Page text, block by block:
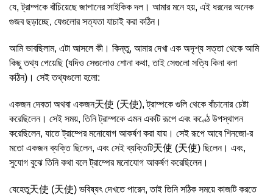
যে, ট্রাম্পকে বাঁচিয়েছে জাপানের সাইকিক দল। আমার মনে হয়, এই ধরনের অনেক
গুজব ছড়াচ্ছে, যেগুলোর সত্যতা যাচাই করা কঠিন।
আমি ভাবছিলাম, এটা আসলে কী। কিন্তু, আমার দেখা এক অদৃশ্য সত্তা থেকে আমি
কিছু তথ্য পেয়েছি (যদিও সেগুলোও শোনা কথা, তাই সেগুলো সত্যি কিনা বলা
কঠিন)। সেই তথ্যগুলো হলো:
একজন দেবতা অথবা একজন天使 (天使), ট্রাম্পকে গুলি থেকে বাঁচানোর চেষ্টা
করেছিলেন। সেই সময়, তিনি ট্রাম্পকে এমন একটি রূপে এবং কণ্ঠে উপস্থাপন
করেছিলেন, যাতে ট্রাম্পের মনোযোগ আকর্ষণ করা যায়। সেই রূপে আবে শিনজো-র
মতো একজন ব্যক্তি ছিলেন, এবং সেই ব্যক্তিটি天使 (天使) ছিলেন। এবং,
সুযোগ বুঝে তিনি কথা বলে ট্রাম্পের মনোযোগ আকর্ষণ করেছিলেন।
যেহেতু天使 (天使) ভবিষ্যৎ দেখতে পারেন, তাই তিনি সঠিক সময়ে কাজটি করতে